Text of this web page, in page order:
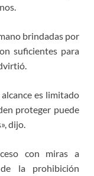
brindadas por
suficientes para
es limitado
proteger puede
dijo.
con miras a
la prohibición